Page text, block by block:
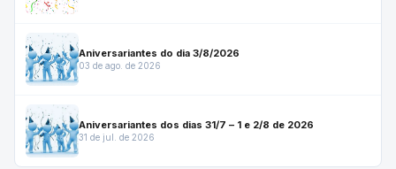
Aniversariantes do dia 3/8/2026
03 de ago. de 2026
Aniversariantes dos dias 31/7 – 1 e 2/8 de 2026
31 de jul. de 2026